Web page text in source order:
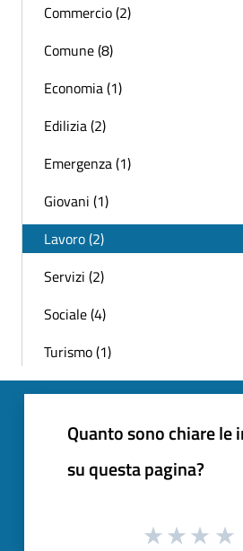
Commercio (2)
Comune (8)
Economia (1)
Edilizia (2)
Emergenza (1)
Giovani (1)
Lavoro (2)
Servizi (2)
Sociale (4)
Turismo (1)
Quanto sono chiare le
su questa pagina?